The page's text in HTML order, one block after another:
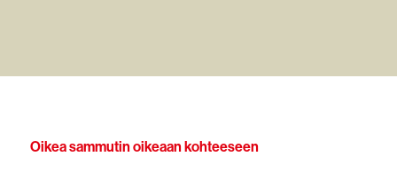
Oikea sammutin oikeaan kohteeseen